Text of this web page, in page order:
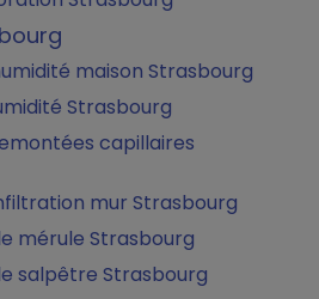
maison Strasbourg
Strasbourg
capillaires
mur Strasbourg
mérule Strasbourg
salpêtre Strasbourg